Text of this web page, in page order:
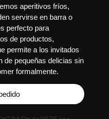
aperitivos fríos,
servirse en barra o
perfecto para
de productos,
permite a los invitados
de pequeñas delicias sin
formalmente.